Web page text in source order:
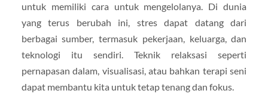
untuk memiliki cara untuk mengelolanya. Di dunia
yang terus berubah ini, stres dapat datang dari
berbagai sumber, termasuk pekerjaan, keluarga, dan
teknologi itu sendiri. Teknik relaksasi seperti
pernapasan dalam, visualisasi, atau bahkan terapi seni
dapat membantu kita untuk tetap tenang dan fokus.